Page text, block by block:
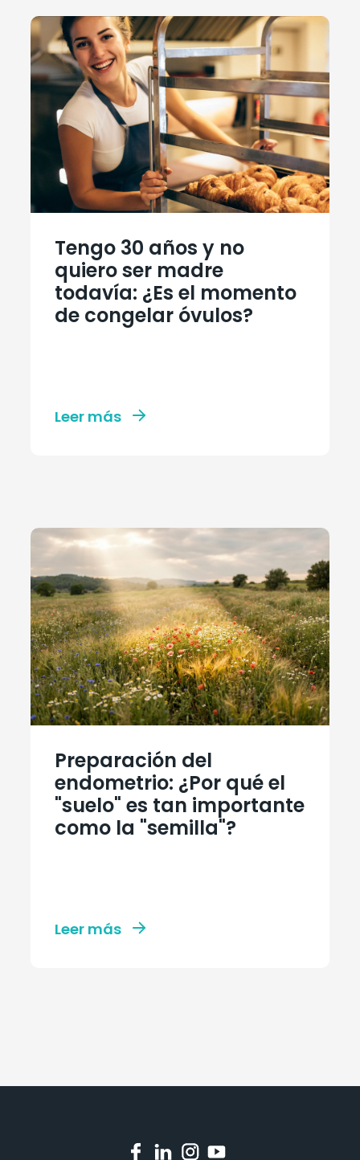
Tengo 30 años y no
quiero ser madre
todavía: ¿Es el momento
de congelar óvulos?
Leer más
Preparación del
endometrio: ¿Por qué el
"suelo" es tan importante
como la "semilla"?
Leer más